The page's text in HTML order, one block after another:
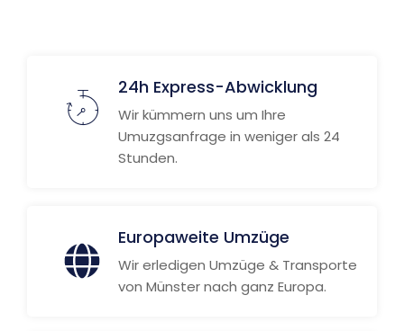
24h Express-Abwicklung
Wir kümmern uns um Ihre
Umuzgsanfrage in weniger als 24
Stunden.
Europaweite Umzüge
Wir erledigen Umzüge & Transporte
von Münster nach ganz Europa.